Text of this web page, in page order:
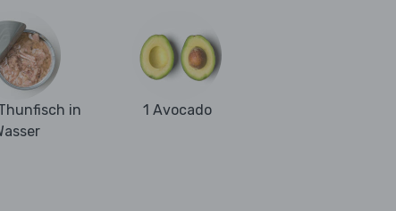
in
1 Avocado